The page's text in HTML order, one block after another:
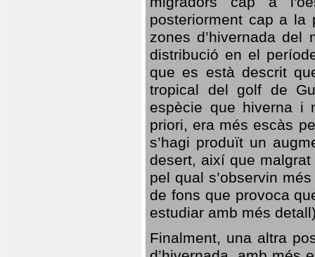
posteriorment cap a la
zones d’hivernada
distribució en el
que es està descrit
tropical del golf de
espècie que hiverna i
priori, era més escàs
s’hagi produït un
desert, així que
pel qual s’observin
de fons que provoca
estudiar amb més
Finalment, una altra